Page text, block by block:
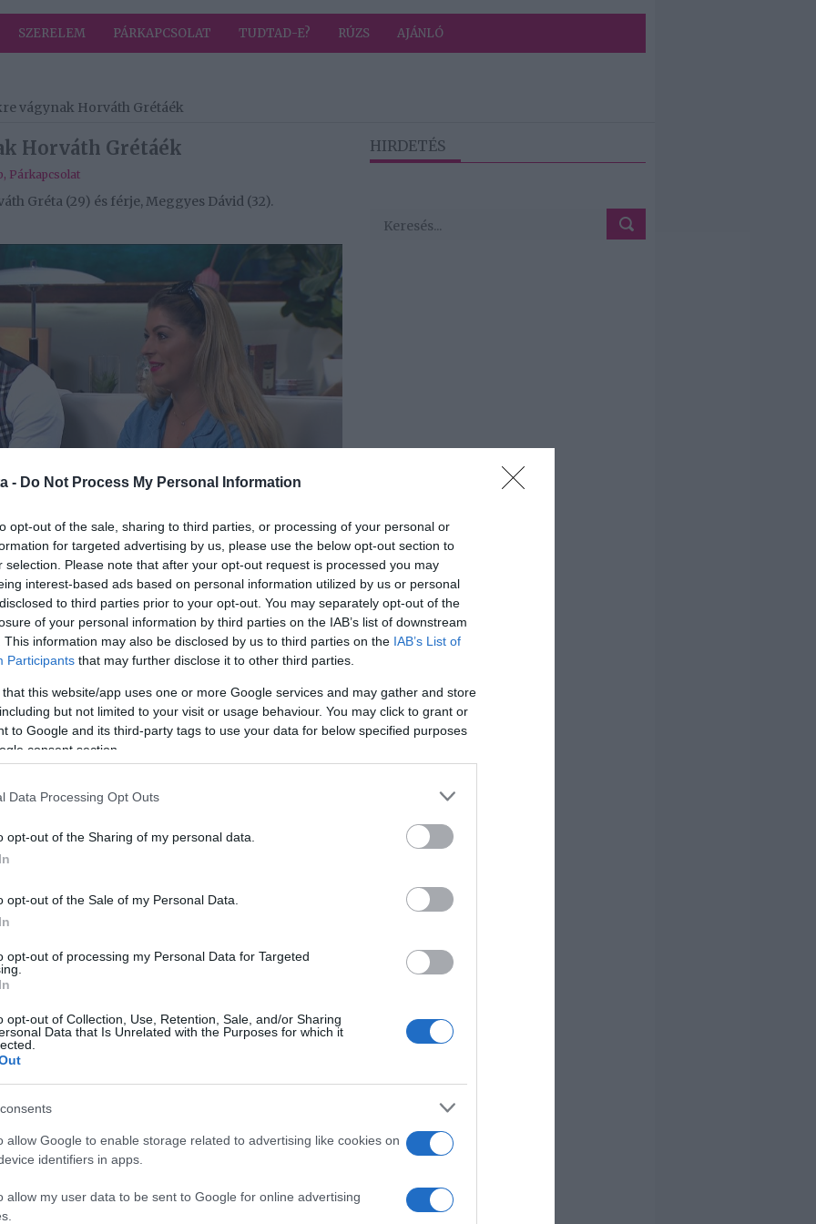
- Do Not Process My Personal Information
opt-out of the sale, sharing to third parties, or processing of your personal or
for targeted advertising by us, please use the below opt-out section to
selection. Please note that after your opt-out request is processed you may
interest-based ads based on personal information utilized by us or personal
to third parties prior to your opt-out. You may separately opt-out of the
of your personal information by third parties on the IAB’s list of downstream
This information may also be disclosed by us to third parties on the IAB’s List of
Participants that may further disclose it to other third parties.
that this website/app uses one or more Google services and may gather and store
but not limited to your visit or usage behaviour. You may click to grant or
to Google and its third-party tags to use your data for below specified purposes
consent section.
Data Processing Opt Outs
opt-out of the Sharing of my personal data.
opt-out of the Sale of my Personal Data.
opt-out of processing my Personal Data for Targeted
opt-out of Collection, Use, Retention, Sale, and/or Sharing
Data that Is Unrelated with the Purposes for which it
allow Google to enable storage related to advertising like cookies on
identifiers in apps.
allow my user data to be sent to Google for online advertising
SZERELEM PÁRKAPCSOLAT TUDTAD-E? RÚZS AJÁNLÓ
vágynak Horváth Grétáék
Horváth Grétáék
, Párkapcsolat
Gréta (29) és férje, Meggyes Dávid (32).
nyertesei idén februárban kötötték össze
tölti el, hogy párja saját gyermekeként szereti
született. A közösségi oldalán megosztott
szerencsésnek érzi magát, hogy férje és fia jól
az én fiam, próbálunk minden napot úgy megélni,
és Filip mellé persze szeretnénk közös
Best magazinnak Dávid, aki újdonsült feleségével
néhány további információt is megosztott:
írta Dávid, mire felesége hozzátette, a
amelyet mindenképpen meg szeretne
HIRDETÉS